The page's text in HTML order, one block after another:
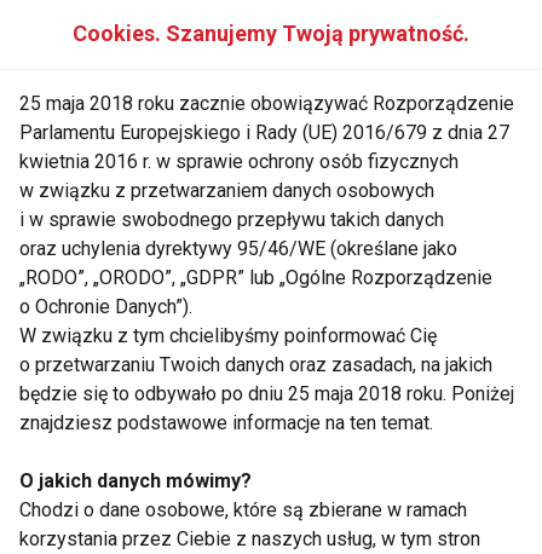
Aktualności
Dlaczego po obiedzie
Dietetyk wyjaśnia 7
najczęstszych
przyczyn
Jedzenie oczami. Jak
Cookies. Szanujemy Twoją prywatność.
25 maja 2018 roku zacznie obowiązywać Rozporządzenie
Parlamentu Europejskiego i Rady (UE) 2016/679 z dnia 27
kwietnia 2016 r. w sprawie ochrony osób fizycznych
w związku z przetwarzaniem danych osobowych
i w sprawie swobodnego przepływu takich danych
oraz uchylenia dyrektywy 95/46/WE (określane jako
„RODO”, „ORODO”, „GDPR” lub „Ogólne Rozporządzenie
o Ochronie Danych”).
W związku z tym chcielibyśmy poinformować Cię
o przetwarzaniu Twoich danych oraz zasadach, na jakich
będzie się to odbywało po dniu 25 maja 2018 roku. Poniżej
znajdziesz podstawowe informacje na ten temat.
O jakich danych mówimy?
Chodzi o dane osobowe, które są zbierane w ramach
korzystania przez Ciebie z naszych usług, w tym stron